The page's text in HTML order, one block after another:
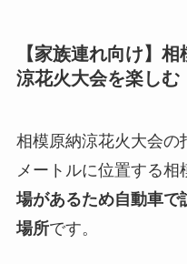
【家族連れ向け】
涼花火大会を楽しむ
相模原納涼花火大会の
メートルに位置する相
場があるため自動車で
場所です。